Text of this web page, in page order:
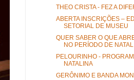
THEO CRISTA - FEZ A
ABERTA INSCRIÇÕES –
SETORIAL DE MUSEU
QUER SABER O QUE
NO PERÍODO DE
PELOURINHO -
NATALINA
GERÔNIMO E BANDA